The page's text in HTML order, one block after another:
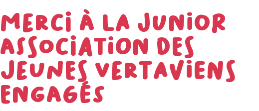
Merci à la junior
association des
Jeunes Vertaviens
Engagés